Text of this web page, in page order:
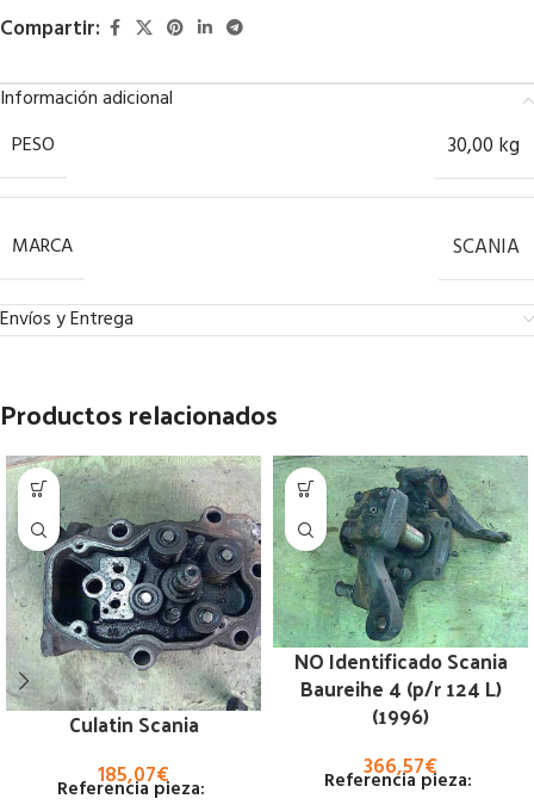
Compartir:
Información adicional
PESO
30,00 kg
MARCA SCANIA
Envíos y Entrega
Productos relacionados
Culatin Scania
185,07€
Referencia pieza:
NO Identificado Scania
Baureihe 4 (p/r 124 L)
(1996)
366,57€
Referencia pieza: